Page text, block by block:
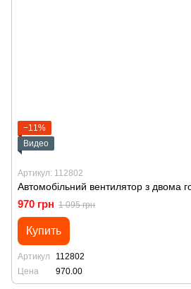
−11%
Видео
Артикул: 112802
Автомобільний вентилятор з двома
970 грн 1 095 грн
Купить
Артикул
112802
Цена
970.00